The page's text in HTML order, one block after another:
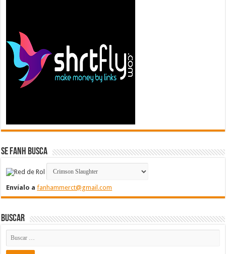
Se FanH Busca
Envíalo afanhammerct@gmail.com
Buscar